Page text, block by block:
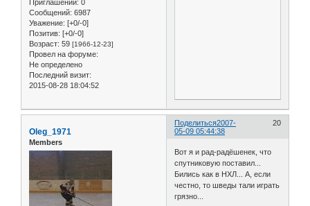
Приглашений: 0
Сообщений: 6987
Уважение: [+0/-0]
Позитив: [+0/-0]
Возраст: 59 [1966-12-23]
Провел на форуме:
Не определено
Последний визит:
2015-08-28 18:04:52
Поделиться 20
2007-
05-09 05:44:38
Oleg_1971
Members
Вот я и рад-радёшенек, что
спутниковую поставил...
Бились как в НХЛ... А, если
честно, то шведы тали играть
грязно...